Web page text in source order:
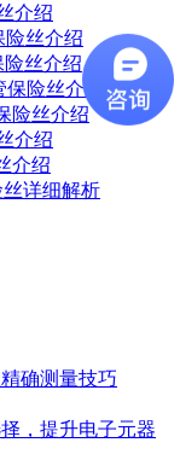
介绍
险丝介绍
险丝介绍
险丝介绍
险丝介绍
介绍
介绍
丝详细解析
确测量技巧
，提升电子元器